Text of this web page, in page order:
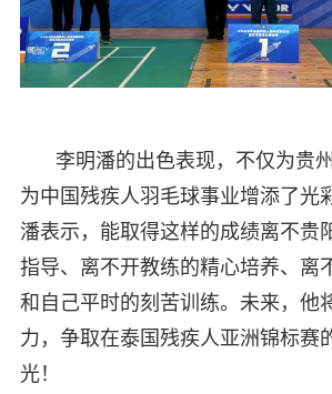
李明潘的出色表现，不仅为贵
为中国残疾人羽毛球事业增添了光
潘表示，能取得这样的成绩离不贵
指导、离不开教练的精心培养、离
和自己平时的刻苦训练。未来，他
力，争取在泰国残疾人亚洲锦标赛
光！